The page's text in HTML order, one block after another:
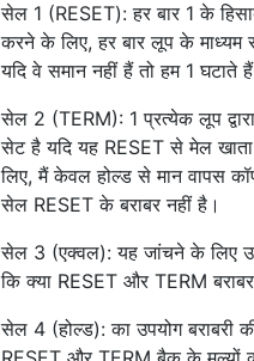
सेल 1 (RESET): हर बार 1 के
करने के लिए, हर बार लूप के
यदि वे समान नहीं हैं तो हम 1 घटाते
सेल 2 (TERM): 1 प्रत्येक लूप
सेट है यदि यह RESET से मेल
लिए, मैं केवल होल्ड से मान वापस
सेल RESET के बराबर नहीं है।
सेल 3 (एक्वल): यह जांचने के लिए
कि क्या RESET और TERM
सेल 4 (होल्ड): का उपयोग बराबरी